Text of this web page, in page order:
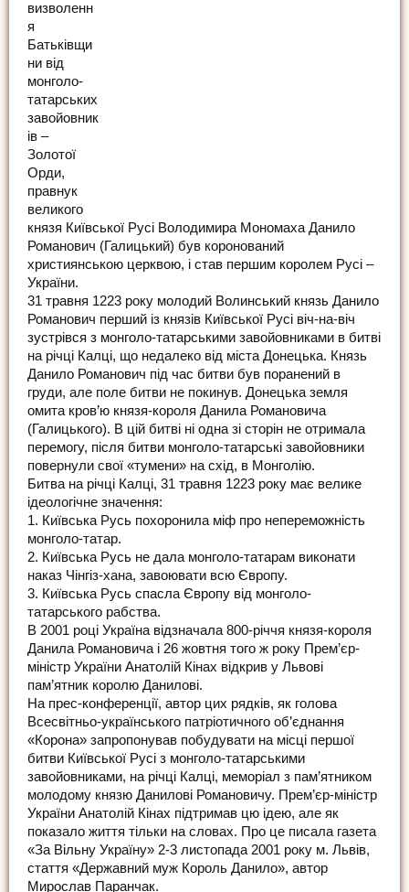
визволенн
я
Батьківщи
ни від
монголо-
татарських
завойовник
ів –
Золотої
Орди,
правнук
великого
князя Київської Русі Володимира Мономаха Данило
Романович (Галицький) був коронований
християнською церквою, і став першим королем Русі –
України.
31 травня 1223 року молодий Волинський князь Данило
Романович перший із князів Київської Русі віч-на-віч
зустрівся з монголо-татарськими завойовниками в битві
на річці Калці, що недалеко від міста Донецька. Князь
Данило Романович під час битви був поранений в
груди, але поле битви не покинув. Донецька земля
омита кров’ю князя-короля Данила Романовича
(Галицького). В цій битві ні одна зі сторін не отримала
перемогу, після битви монголо-татарські завойовники
повернули свої «тумени» на схід, в Монголію.
Битва на річці Калці, 31 травня 1223 року має велике
ідеологічне значення:
1. Київська Русь похоронила міф про непереможність
монголо-татар.
2. Київська Русь не дала монголо-татарам виконати
наказ Чінгіз-хана, завоювати всю Європу.
3. Київська Русь спасла Європу від монголо-
татарського рабства.
В 2001 році Україна відзначала 800-річчя князя-короля
Данила Романовича і 26 жовтня того ж року Прем’єр-
міністр України Анатолій Кінах відкрив у Львові
пам’ятник королю Данилові.
На прес-конференції, автор цих рядків, як голова
Всесвітньо-українського патріотичного об’єднання
«Корона» запропонував побудувати на місці першої
битви Київської Русі з монголо-татарськими
завойовниками, на річці Калці, меморіал з пам’ятником
молодому князю Данилові Романовичу. Прем’єр-міністр
України Анатолій Кінах підтримав цю ідею, але як
показало життя тільки на словах. Про це писала газета
«За Вільну Україну» 2-3 листопада 2001 року м. Львів,
стаття «Державний муж Король Данило», автор
Мирослав Паранчак.